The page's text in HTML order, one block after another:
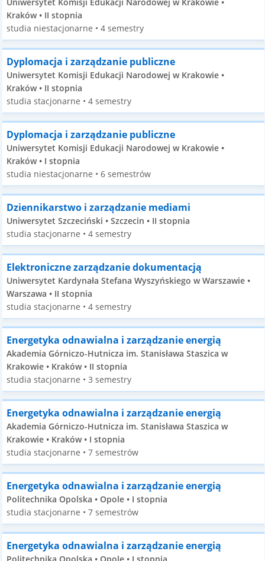
Kraków • II stopnia
studia niestacjonarne • 4 semestry
Dyplomacja i zarządzanie publiczne
Uniwersytet Komisji Edukacji Narodowej w Krakowie •
Kraków • II stopnia
studia stacjonarne • 4 semestry
Dyplomacja i zarządzanie publiczne
Uniwersytet Komisji Edukacji Narodowej w Krakowie •
Kraków • I stopnia
studia niestacjonarne • 6 semestrów
Dziennikarstwo i zarządzanie mediami
Uniwersytet Szczeciński • Szczecin • II stopnia
studia stacjonarne • 4 semestry
Elektroniczne zarządzanie dokumentacją
Uniwersytet Kardynała Stefana Wyszyńskiego w Warszawie •
Warszawa • II stopnia
studia stacjonarne • 4 semestry
Energetyka odnawialna i zarządzanie energią
Akademia Górniczo-Hutnicza im. Stanisława Staszica w
Krakowie • Kraków • II stopnia
studia stacjonarne • 3 semestry
Energetyka odnawialna i zarządzanie energią
Akademia Górniczo-Hutnicza im. Stanisława Staszica w
Krakowie • Kraków • I stopnia
studia stacjonarne • 7 semestrów
Energetyka odnawialna i zarządzanie energią
Politechnika Opolska • Opole • I stopnia
studia stacjonarne • 7 semestrów
Energetyka odnawialna i zarządzanie energią